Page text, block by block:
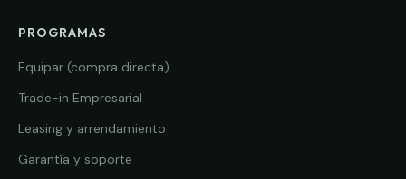
PROGRAMAS
Equipar (compra directa)
Trade-in Empresarial
Leasing y arrendamiento
Garantía y soporte